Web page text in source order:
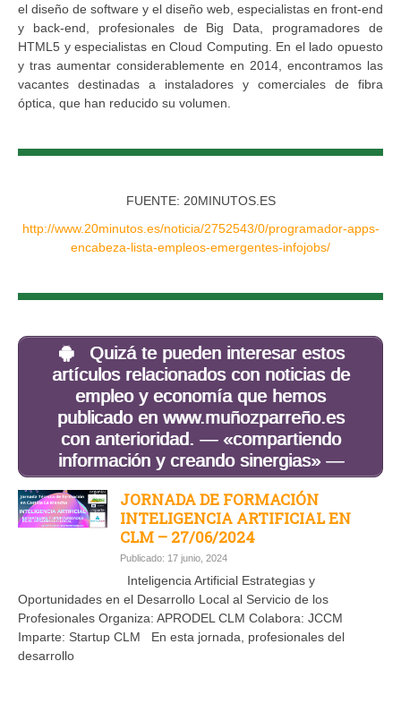
el diseño de software y el diseño web, especialistas en front-end
y back-end, profesionales de Big Data, programadores de
HTML5 y especialistas en Cloud Computing. En el lado opuesto
y tras aumentar considerablemente en 2014, encontramos las
vacantes destinadas a instaladores y comerciales de fibra
óptica, que han reducido su volumen.
FUENTE: 20MINUTOS.ES
http://www.20minutos.es/noticia/2752543/0/programador-apps-
encabeza-lista-empleos-emergentes-infojobs/
Quizá te pueden interesar estos
artículos relacionados con noticias de
empleo y economía que hemos
publicado en www.muñozparreño.es
con anterioridad. — «compartiendo
información y creando sinergias» —
JORNADA DE FORMACIÓN
INTELIGENCIA ARTIFICIAL EN
CLM – 27/06/2024
Publicado: 17 junio, 2024
Inteligencia Artificial Estrategias y
Oportunidades en el Desarrollo Local al Servicio de los
Profesionales Organiza: APRODEL CLM Colabora: JCCM
Imparte: Startup CLM En esta jornada, profesionales del
desarrollo